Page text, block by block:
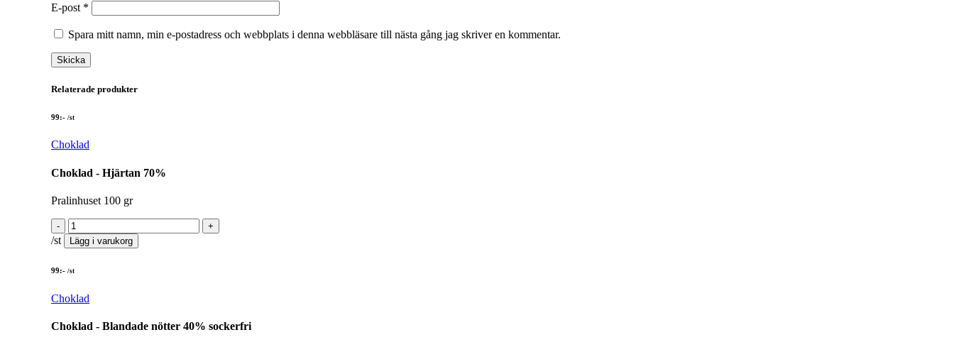
E-post *
Spara mitt namn, min e-postadress och webbplats i denna webbläsare till nästa gång jag skriver en kommentar.
Relaterade produkter
99:- /st
Choklad
Choklad - Hjärtan 70%
Pralinhuset 100 gr
/st Lägg i varukorg
99:- /st
Choklad
Choklad - Blandade nötter 40% sockerfri